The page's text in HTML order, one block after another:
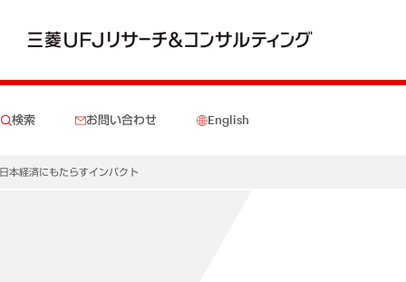
検索 お問い合わせ English
本経済にもたらすインパクト